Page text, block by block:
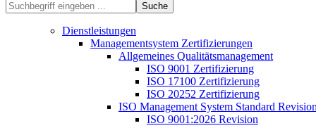
Suche
Dienstleistungen
Managementsystem Zertifizierungen
Allgemeines Qualitätsmanagement
ISO 9001 Zertifizierung
ISO 17100 Zertifizierung
ISO 20252 Zertifizierung
ISO Management System Standard
ISO 9001:2026 Revision